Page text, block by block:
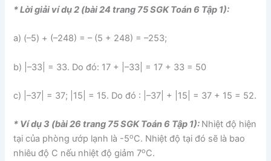
* Lời giải ví dụ 2 (bài 24 trang 75 SGK Toán 6 Tập 1):
a) (–5) + (–248) = – (5 + 248) = –253;
b) |–33| = 33. Do đó: 17 + |–33| = 17 + 33 = 50
c) |–37| = 37; |15| = 15. Do đó : |–37| + |15| = 37 + 15 = 52.
* Ví dụ 3 (bài 26 trang 75 SGK Toán 6 Tập 1): Nhiệt độ hiện
tại của phòng ướp lạnh là -5oC. Nhiệt độ tại đó sẽ là bao
nhiêu độ C nếu nhiệt độ giảm 7oC.